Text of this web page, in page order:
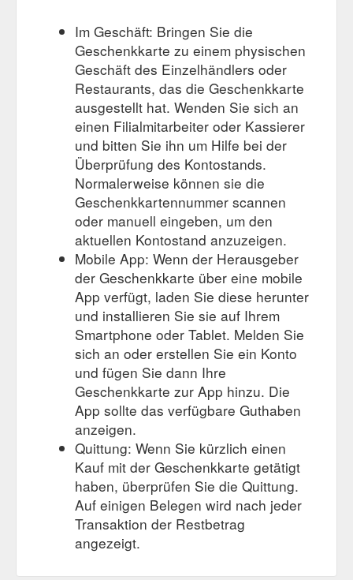
Im Geschäft: Bringen Sie die
Geschenkkarte zu einem physischen
Geschäft des Einzelhändlers oder
Restaurants, das die Geschenkkarte
ausgestellt hat. Wenden Sie sich an
einen Filialmitarbeiter oder Kassierer
und bitten Sie ihn um Hilfe bei der
Überprüfung des Kontostands.
Normalerweise können sie die
Geschenkkartennummer scannen
oder manuell eingeben, um den
aktuellen Kontostand anzuzeigen.
Mobile App: Wenn der Herausgeber
der Geschenkkarte über eine mobile
App verfügt, laden Sie diese herunter
und installieren Sie sie auf Ihrem
Smartphone oder Tablet. Melden Sie
sich an oder erstellen Sie ein Konto
und fügen Sie dann Ihre
Geschenkkarte zur App hinzu. Die
App sollte das verfügbare Guthaben
anzeigen.
Quittung: Wenn Sie kürzlich einen
Kauf mit der Geschenkkarte getätigt
haben, überprüfen Sie die Quittung.
Auf einigen Belegen wird nach jeder
Transaktion der Restbetrag
angezeigt.